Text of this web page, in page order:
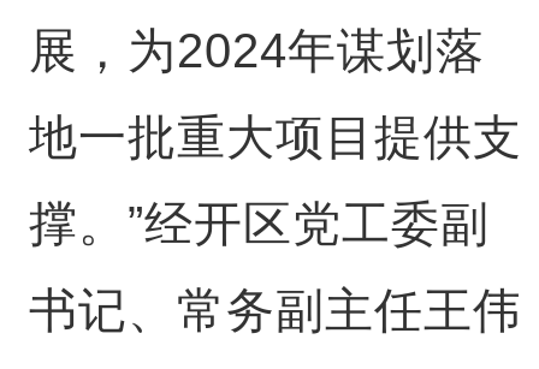
展，为2024年谋划落
地一批重大项目提供支
撑。”经开区党工委副
书记、常务副主任王伟